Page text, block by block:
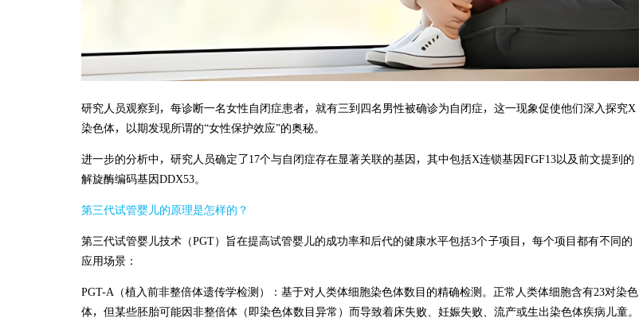
研究人员观察到，每诊断一名女性自闭症患者，就有三到四名男性被确诊为自闭症，这一现象促使他们深入探究X
染色体，以期发现所谓的“女性保护效应”的奥秘。
进一步的分析中，研究人员确定了17个与自闭症存在显著关联的基因，其中包括X连锁基因FGF13以及前文提到的
解旋酶编码基因DDX53。
第三代试管婴儿的原理是怎样的？
第三代试管婴儿技术（PGT）旨在提高试管婴儿的成功率和后代的健康水平包括3个子项目，每个项目都有不同的
应用场景：
PGT-A（植入前非整倍体遗传学检测）：基于对人类体细胞染色体数目的精确检测。正常人类体细胞含有23对染色
体，但某些胚胎可能因非整倍体（即染色体数目异常）而导致着床失败、妊娠失败、流产或生出染色体疾病儿童。